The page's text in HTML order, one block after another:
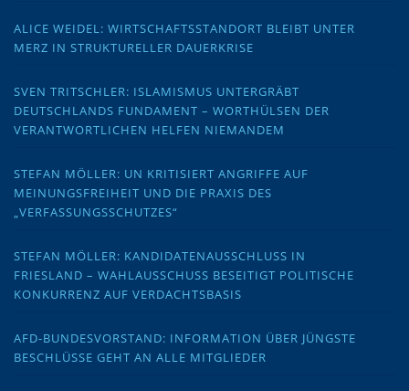
ALICE WEIDEL: WIRTSCHAFTSSTANDORT BLEIBT UNTER
MERZ IN STRUKTURELLER DAUERKRISE
SVEN TRITSCHLER: ISLAMISMUS UNTERGRÄBT
DEUTSCHLANDS FUNDAMENT – WORTHÜLSEN DER
VERANTWORTLICHEN HELFEN NIEMANDEM
STEFAN MÖLLER: UN KRITISIERT ANGRIFFE AUF
MEINUNGSFREIHEIT UND DIE PRAXIS DES
„VERFASSUNGSSCHUTZES“
STEFAN MÖLLER: KANDIDATENAUSSCHLUSS IN
FRIESLAND – WAHLAUSSCHUSS BESEITIGT POLITISCHE
KONKURRENZ AUF VERDACHTSBASIS
AFD-BUNDESVORSTAND: INFORMATION ÜBER JÜNGSTE
BESCHLÜSSE GEHT AN ALLE MITGLIEDER